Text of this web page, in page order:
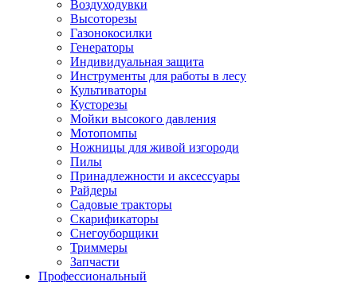
Воздуходувки
Высоторезы
Газонокосилки
Генераторы
Индивидуальная защита
Инструменты для работы в лесу
Культиваторы
Кусторезы
Мойки высокого давления
Мотопомпы
Ножницы для живой изгороди
Пилы
Принадлежности и аксессуары
Райдеры
Садовые тракторы
Скарификаторы
Снегоуборщики
Триммеры
Запчасти
Профессиональный